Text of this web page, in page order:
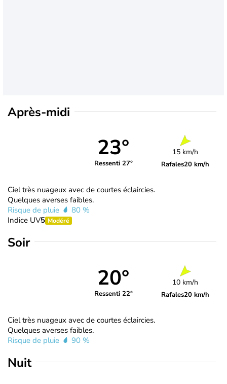
Après-midi
23°
Ressenti 27°
15 km/h
Rafales20 km/h
Ciel très nuageux avec de courtes éclaircies.
Quelques averses faibles.
Risque de pluie
80 %
Indice UV5 Modéré
Soir
20°
Ressenti 22°
10 km/h
Rafales20 km/h
Ciel très nuageux avec de courtes éclaircies.
Quelques averses faibles.
Risque de pluie
90 %
Nuit